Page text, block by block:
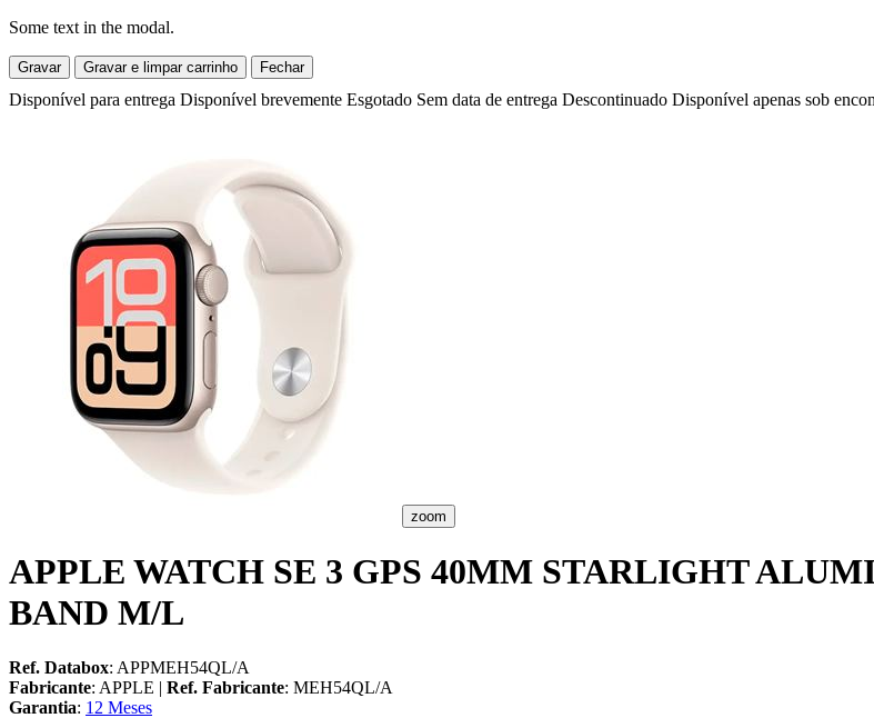
Some text in the modal.
Gravar Gravar e limpar carrinho Fechar
Disponível para entrega Disponível brevemente Esgotado Sem data de entrega Descontinuado Disponível apenas sob
zoom
APPLE WATCH SE 3 GPS 40MM STARLIGHT
BAND M/L
Ref. Databox: APPMEH54QL/A
Fabricante: APPLE | Ref. Fabricante: MEH54QL/A
Garantia: 12 Meses